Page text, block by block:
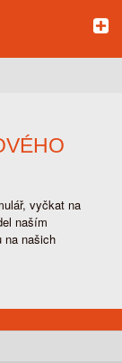
vyčkat na
naším
na našich